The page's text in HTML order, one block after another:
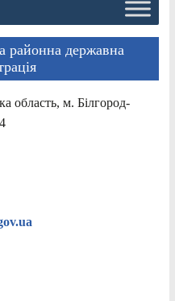
районна державна
область, м. Білгород-